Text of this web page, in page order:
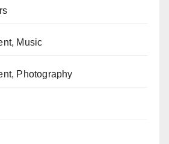
Music
Photography